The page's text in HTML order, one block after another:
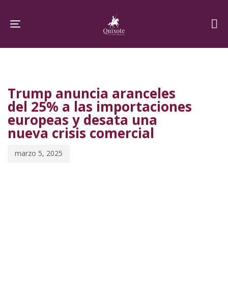
links
content
Toggle navigation
Trump anuncia aranceles
del 25% a las importaciones
europeas y desata una
nueva crisis comercial
marzo 5, 2025